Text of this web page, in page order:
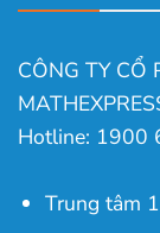
CÔNG TY
Hotline: 1900
Trung tâm